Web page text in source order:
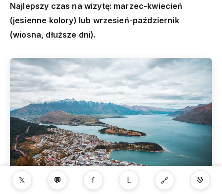
Najlepszy czas na wizytę: marzec-kwiecień
(jesienne kolory) lub wrzesień-październik
(wiosna, dłuższe dni).
𝕏 💬 f L 🔗 💚